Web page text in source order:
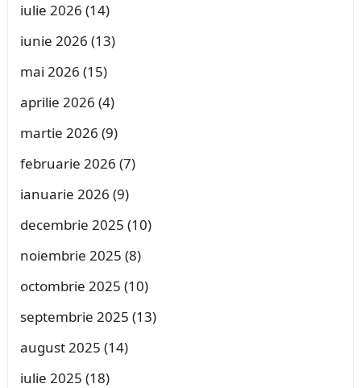
iulie 2026 (14)
iunie 2026 (13)
mai 2026 (15)
aprilie 2026 (4)
martie 2026 (9)
februarie 2026 (7)
ianuarie 2026 (9)
decembrie 2025 (10)
noiembrie 2025 (8)
octombrie 2025 (10)
septembrie 2025 (13)
august 2025 (14)
iulie 2025 (18)